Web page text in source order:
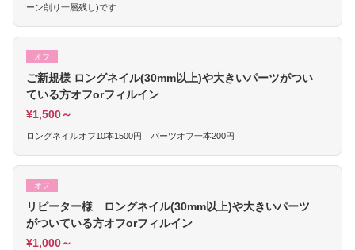
ーン削り一層残し)です
オフ
ご新規様 ロングネイル(30mm以上)や大きいパーツがつい
ている方オフorフィルイン
¥1,500～
ロングネイルオフ10本1500円 パーツオフ一本200円
オフ
リピーター様 ロングネイル(30mm以上)や大きいパーツ
がついている方オフorフィルイン
¥1,000～